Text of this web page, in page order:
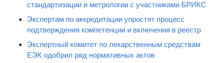
стандартизации и метрологии с участниками БРИКС
Экспертам по аккредитации упростят процесс
подтверждения компетенции и включения в реестр
Экспертный комитет по лекарственным средствам
ЕЭК одобрил ряд нормативных актов